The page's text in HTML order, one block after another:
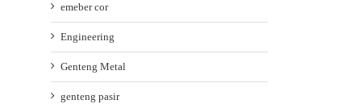
emeber cor
Engineering
Genteng Metal
genteng pasir